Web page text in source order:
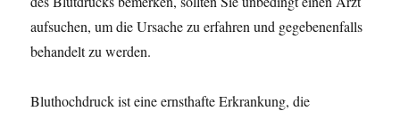
aufsuchen, um die Ursache zu erfahren und gegebenenfalls
behandelt zu werden.
Bluthochdruck ist eine ernsthafte Erkrankung, die